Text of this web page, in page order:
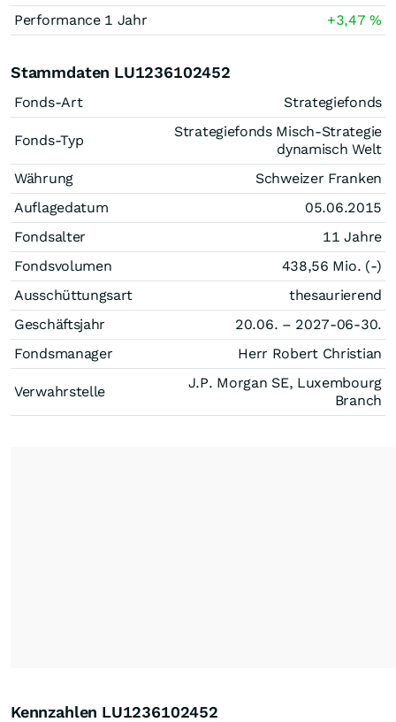
Performance 1 Jahr
+3,47%
Stammdaten LU1236102452
Fonds-Art Strategiefonds
Fonds-Typ
Strategiefonds Misch-Strategie
dynamisch Welt
Währung
Schweizer Franken
Auflagedatum
05.06.2015
Fondsalter
11 Jahre
Fondsvolumen
438,56 Mio. (-)
Ausschüttungsart
thesaurierend
Geschäftsjahr
20.06. – 2027-06-30.
Fondsmanager
Herr Robert Christian
Verwahrstelle
J.P. Morgan SE, Luxembourg
Branch
Kennzahlen LU1236102452